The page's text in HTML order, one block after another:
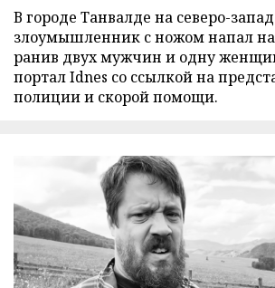
В городе Танвалде на северо-
злоумышленник с ножом напал
ранив двух мужчин и одну
портал Idnes со ссылкой на
полиции и скорой помощи.